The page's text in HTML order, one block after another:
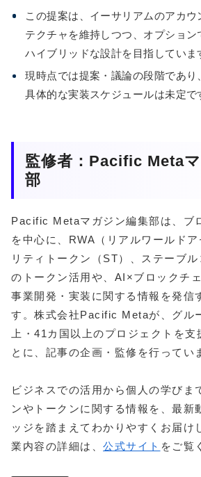
この提案は、イーサリアムのアカウ
テクチャを維持しつつ、オプション
ハイブリッドな設計を目指していま
現時点では提案・議論の段階であ
具体的な実装スケジュールは未定で
監修者：Pacific Meta
部
Pacific Metaマガジン編集部は、ブ
を中心に、RWA（リアルワールドア
リティトークン（ST）、ステーブ
のトークン活用や、AI×ブロックチ
事業開発・実装に関する情報を発信
す。株式会社Pacific Metaが、グル
上・41カ国以上のプロジェクトを支
とに、記事の企画・監修を行ってい
ビジネスでの活用から個人の学びま
ンやトークンに関する情報を、最新
ッジを踏まえてわかりやすくお届け
業内容の詳細は、 公式サイト をご覧